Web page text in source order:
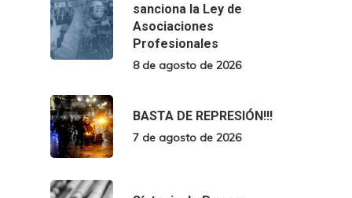
sanciona la Ley de
Asociaciones
Profesionales
8 de agosto de 2026
BASTA DE REPRESIÓN!!!
7 de agosto de 2026